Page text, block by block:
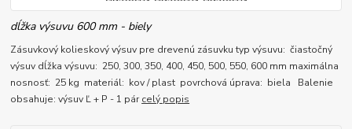
dĺžka výsuvu 600 mm - biely
Zásuvkový kolieskový výsuv pre drevenú zásuvku typ výsuvu: čiastočný
výsuv dĺžka výsuvu: 250, 300, 350, 400, 450, 500, 550, 600 mm maximálna
nosnosť: 25 kg materiál: kov / plast povrchová úprava: biela Balenie
obsahuje: výsuv Ľ + P - 1 párcelý popis